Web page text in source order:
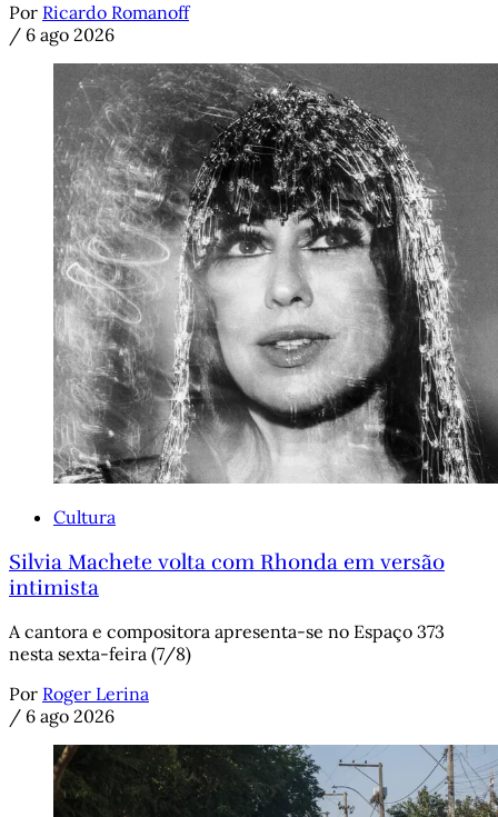
Por Ricardo Romanoff
/ 6 ago 2026
Cultura
Silvia Machete volta com Rhonda em versão
intimista
A cantora e compositora apresenta-se no Espaço 373
nesta sexta-feira (7/8)
Por Roger Lerina
/ 6 ago 2026